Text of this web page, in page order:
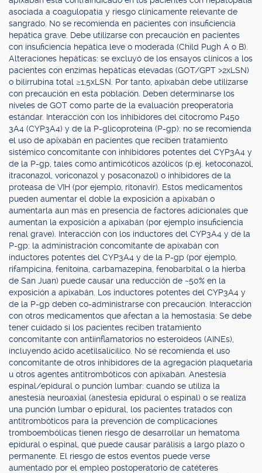
asociada a coagulopatía y riesgo clínicamente relevante de
sangrado. No se recomienda en pacientes con insuficiencia
hepática grave. Debe utilizarse con precaución en pacientes
con insuficiencia hepática leve o moderada (Child Pugh A o B).
Alteraciones hepáticas: se excluyó de los ensayos clínicos a los
pacientes con enzimas hepáticas elevadas (GOT/GPT >2xLSN)
o bilirrubina total ≥1,5xLSN. Por tanto, apixabán debe utilizarse
con precaución en esta población. Deben determinarse los
niveles de GOT como parte de la evaluación preoperatoria
estándar. Interacción con los inhibidores del citocromo P450
3A4 (CYP3A4) y de la P-glicoproteína (P-gp): no se recomienda
el uso de apixabán en pacientes que reciben tratamiento
sistémico concomitante con inhibidores potentes del CYP3A4 y
de la P-gp, tales como antimicóticos azólicos (p.ej. ketoconazol,
itraconazol, voriconazol y posaconazol) o inhibidores de la
proteasa de VIH (por ejemplo, ritonavir). Estos medicamentos
pueden aumentar el doble la exposición a apixabán o
aumentarla aun más en presencia de factores adicionales que
aumentan la exposición a apixabán (por ejemplo insuficiencia
renal grave). Interacción con los inductores del CYP3A4 y de la
P-gp: la administración concomitante de apixabán con
inductores potentes del CYP3A4 y de la P-gp (por ejemplo,
rifampicina, fenitoína, carbamazepina, fenobarbital o la hierba
de San Juan) puede causar una reducción de ~50% en la
exposición a apixabán. Los inductores potentes del CYP3A4 y
de la P-gp deben co-administrarse con precaución. Interacción
con otros medicamentos que afectan a la hemostasia: Se debe
tener cuidado si los pacientes reciben tratamiento
concomitante con antiinflamatorios no esteroideos (AINEs),
incluyendo ácido acetilsalicílico. No se recomienda el uso
concomitante de otros inhibidores de la agregación plaquetaria
u otros agentes antitrombóticos con apixabán. Anestesia
espinal/epidural o punción lumbar: cuando se utiliza la
anestesia neuroaxial (anestesia epidural o espinal) o se realiza
una punción lumbar o epidural, los pacientes tratados con
antitrombóticos para la prevención de complicaciones
tromboembólicas tienen riesgo de desarrollar un hematoma
epidural o espinal, que puede causar parálisis a largo plazo o
permanente. El riesgo de estos eventos puede verse
aumentado por el empleo postoperatorio de catéteres